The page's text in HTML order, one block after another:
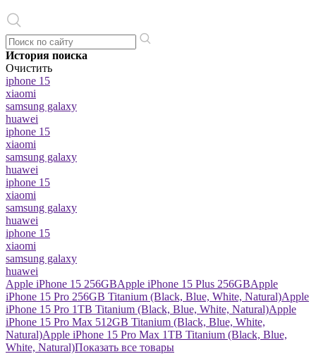
История поиска
Очистить
iphone 15
xiaomi
samsung galaxy
huawei
iphone 15
xiaomi
samsung galaxy
huawei
iphone 15
xiaomi
samsung galaxy
huawei
iphone 15
xiaomi
samsung galaxy
huawei
Apple iPhone 15 256GBApple iPhone 15 Plus 256GBApple
iPhone 15 Pro 256GB Titanium (Black, Blue, White, Natural)Apple
iPhone 15 Pro 1TB Titanium (Black, Blue, White, Natural)Apple
iPhone 15 Pro Max 512GB Titanium (Black, Blue, White,
Natural)Apple iPhone 15 Pro Max 1TB Titanium (Black, Blue,
White, Natural)Показать все товары